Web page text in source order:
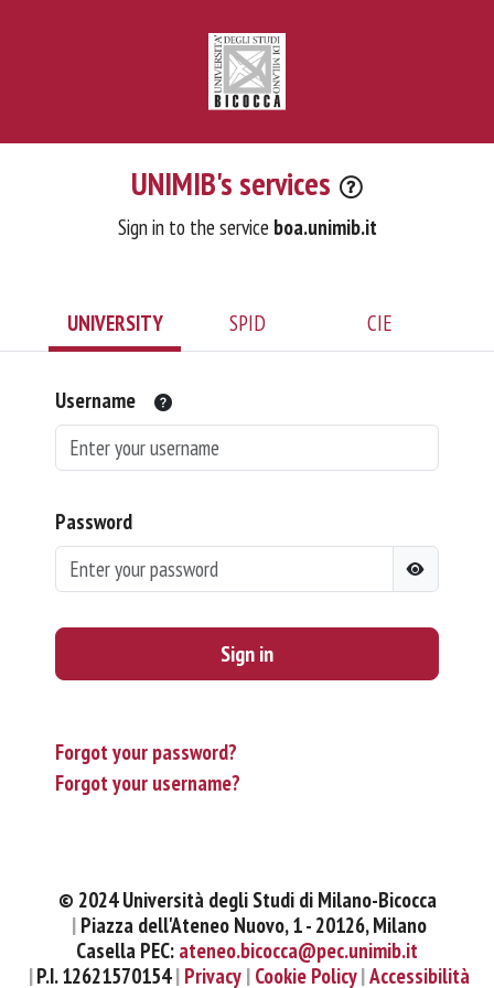
UNIMIB's services
Sign in to the service boa.unimib.it
UNIVERSITY SPID CIE
Username
Password
Sign in
Forgot your password?
Forgot your username?
© 2024 Università degli Studi di Milano-Bicocca
Piazza dell'Ateneo Nuovo, 1 - 20126, Milano
Casella PEC: ateneo.bicocca@pec.unimib.it
P.I. 12621570154 Privacy Cookie Policy Accessibilità